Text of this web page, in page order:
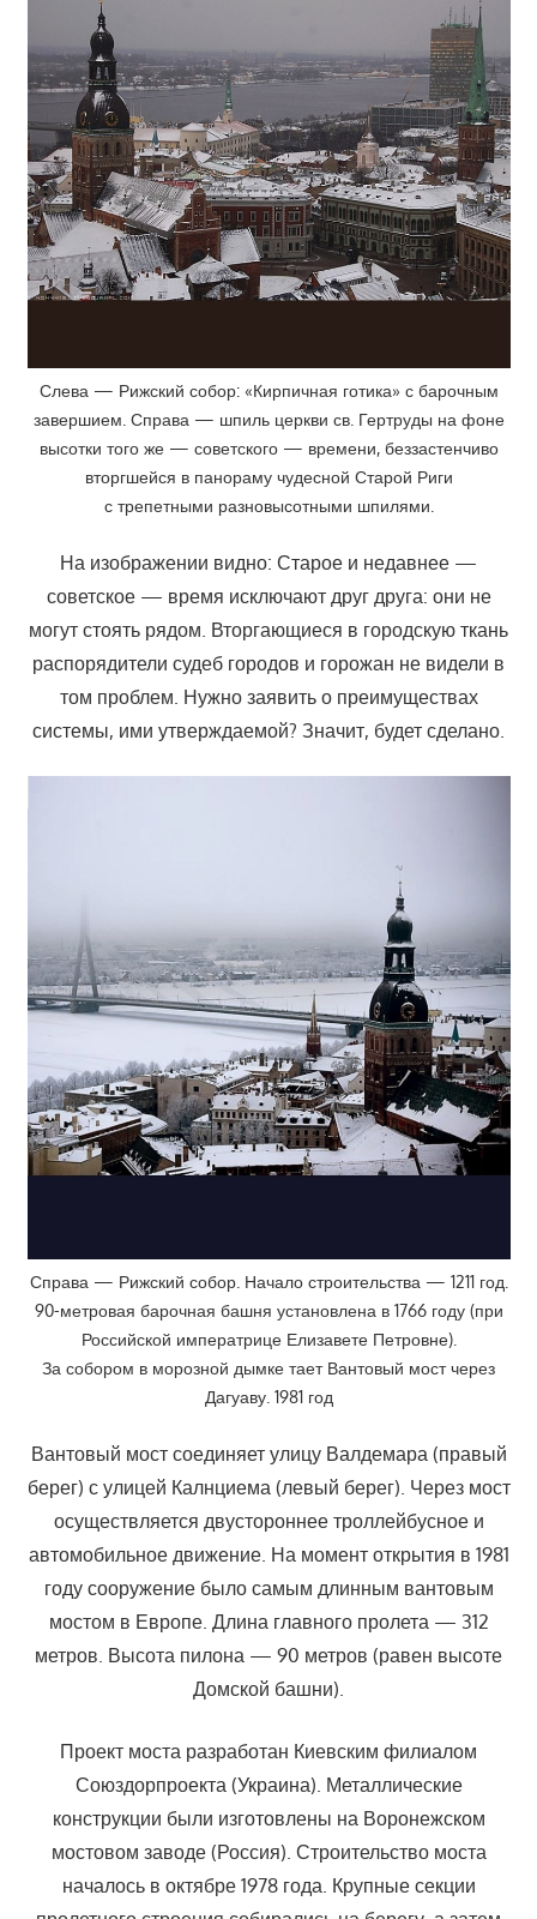
Слева — Рижский собор: «Кирпичная готика» с барочным
завершием. Справа — шпиль церкви св. Гертруды на фоне
высотки того же — советского — времени, беззастенчиво
вторгшейся в панораму чудесной Старой Риги
с трепетными разновысотными шпилями.
На изображении видно: Старое и недавнее —
советское — время исключают друг друга: они не
могут стоять рядом. Вторгающиеся в городскую ткань
распорядители судеб городов и горожан не видели в
том проблем. Нужно заявить о преимуществах
системы, ими утверждаемой? Значит, будет сделано.
Справа — Рижский собор. Начало строительства — 1211 год.
90-метровая барочная башня установлена в 1766 году (при
Российской императрице Елизавете Петровне).
За собором в морозной дымке тает Вантовый мост через
Дагуаву. 1981 год
Вантовый мост соединяет улицу Валдемара (правый
берег) с улицей Калнциема (левый берег). Через мост
осуществляется двустороннее троллейбусное и
автомобильное движение. На момент открытия в 1981
году сооружение было самым длинным вантовым
мостом в Европе. Длина главного пролета — 312
метров. Высота пилона — 90 метров (равен высоте
Домской башни).
Проект моста разработан Киевским филиалом
Союздорпроекта (Украина). Металлические
конструкции были изготовлены на Воронежском
мостовом заводе (Россия). Строительство моста
началось в октябре 1978 года. Крупные секции